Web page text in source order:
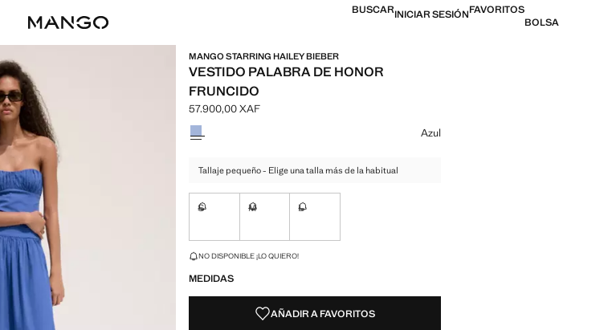
BUSCARINICIAR SESIÓNFAVORITOS
BOLSA
MANGO STARRING HAILEY BIEBER
VESTIDO PALABRA DE HONOR
FRUNCIDO
Precio actual [57.900,00 XAF ]
57.900,00 XAF
Selecciona un color
Azul
Tallaje pequeño - Elige una talla más de la habitual
S M L
¡ÚLTIMAS UNIDADES!
NO DISPONIBLE ¡LO QUIERO!
MEDIDAS
AÑADIR A FAVORITOS